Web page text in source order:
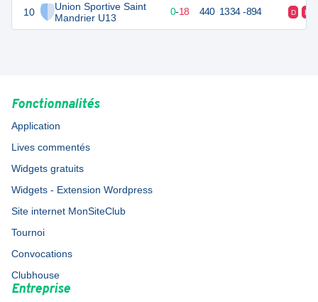
10
Union Sportive Saint
Mandrier U13
18 0-18 440 1334 -894 D D
Fonctionnalités
Application
Lives commentés
Widgets gratuits
Widgets - Extension Wordpress
Site internet MonSiteClub
Tournoi
Convocations
Clubhouse
Entreprise